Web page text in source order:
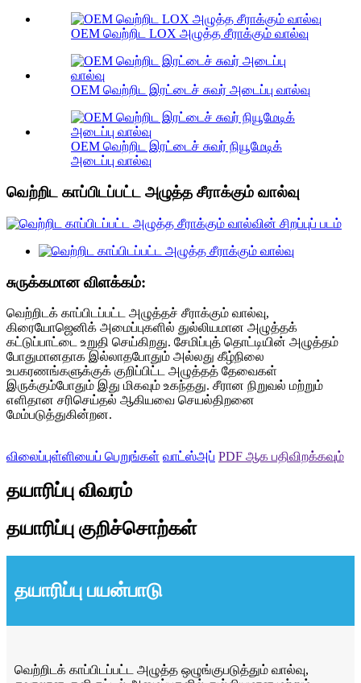
OEM வெற்றிட LOX அழுத்த சீராக்கும் வால்வு
OEM வெற்றிட இரட்டைச் சுவர் அடைப்பு வால்வு
OEM வெற்றிட இரட்டைச் சுவர் நியூமேடிக்
அடைப்பு வால்வு
வெற்றிட காப்பிடப்பட்ட அழுத்த சீராக்கும் வால்வு
சுருக்கமான விளக்கம்:
வெற்றிடக் காப்பிடப்பட்ட அழுத்தச் சீராக்கும் வால்வு,
கிரையோஜெனிக் அமைப்புகளில் துல்லியமான அழுத்தக்
கட்டுப்பாட்டை உறுதி செய்கிறது. சேமிப்புத் தொட்டியின் அழுத்தம்
போதுமானதாக இல்லாதபோதும் அல்லது கீழ்நிலை
உபகரணங்களுக்குக் குறிப்பிட்ட அழுத்தத் தேவைகள்
இருக்கும்போதும் இது மிகவும் உகந்தது. சீரான நிறுவல் மற்றும்
எளிதான சரிசெய்தல் ஆகியவை செயல்திறனை
மேம்படுத்துகின்றன.
விலைப்புள்ளியைப் பெறுங்கள் வாட்ஸ்அப் PDF ஆக பதிவிறக்கவும்
தயாரிப்பு விவரம்
தயாரிப்பு குறிச்சொற்கள்
தயாரிப்பு பயன்பாடு
வெற்றிடக் காப்பிடப்பட்ட அழுத்த ஒழுங்குபடுத்தும் வால்வு,